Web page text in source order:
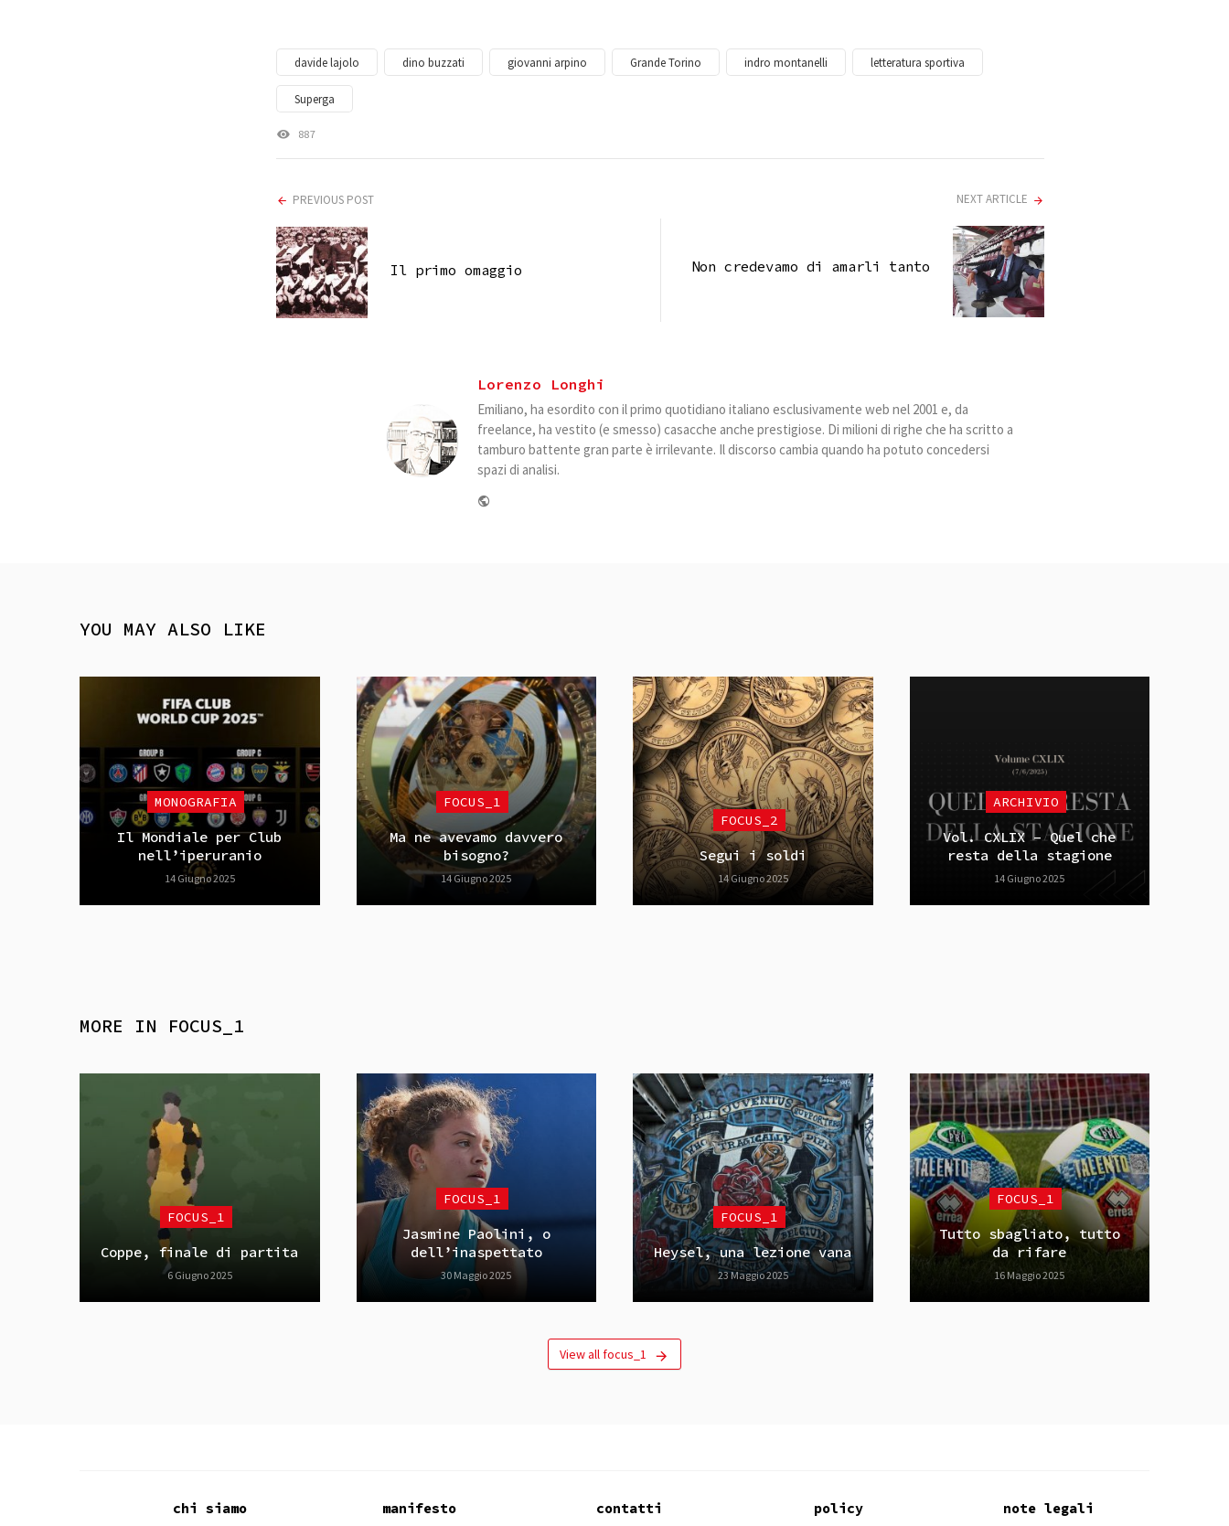
davide lajolo dino buzzati giovanni arpino Grande Torino indro montanelli letteratura sportiva
Superga
887
PREVIOUS POST
Il primo omaggio
NEXT ARTICLE
Non credevamo di amarli tanto
Lorenzo Longhi
Emiliano, ha esordito con il primo quotidiano italiano esclusivamente web nel 2001 e, da
freelance, ha vestito (e smesso) casacche anche prestigiose. Di milioni di righe che ha scritto a
tamburo battente gran parte è irrilevante. Il discorso cambia quando ha potuto concedersi
spazi di analisi.
YOU MAY ALSO LIKE
MONOGRAFIA
Il Mondiale per Club
nell’iperuranio
14 Giugno 2025
FOCUS_1
Ma ne avevamo davvero
bisogno?
14 Giugno 2025
FOCUS_2
Segui i soldi
14 Giugno 2025
ARCHIVIO
Vol. CXLIX – Quel che
resta della stagione
14 Giugno 2025
MORE IN FOCUS_1
FOCUS_1
Coppe, finale di partita
6 Giugno 2025
FOCUS_1
Jasmine Paolini, o
dell’inaspettato
30 Maggio 2025
FOCUS_1
Heysel, una lezione vana
23 Maggio 2025
FOCUS_1
Tutto sbagliato, tutto
da rifare
16 Maggio 2025
View all focus_1
chi siamo manifesto contatti policy note legali